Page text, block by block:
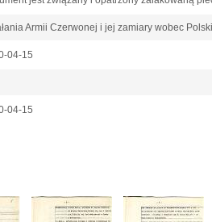
Armii Czerwonej i jej zamiary wobec
04-15
04-15